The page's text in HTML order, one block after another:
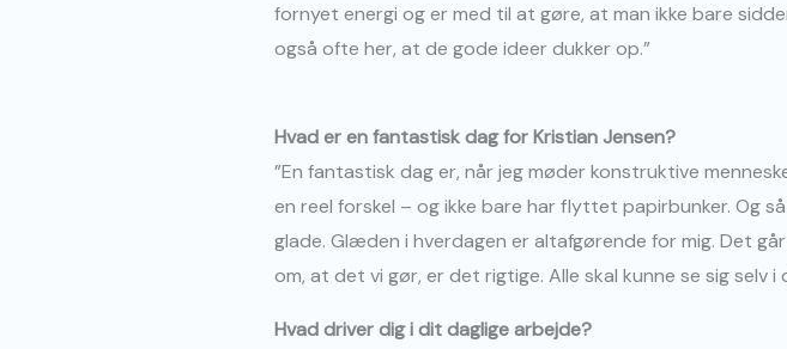
fornyet energi og er med til at gøre, at man ikke bare
også ofte her, at de gode ideer dukker op.”
Hvad er en fantastisk dag for Kristian Jensen?
”En fantastisk dag er, når jeg møder konstruktive
en reel forskel – og ikke bare har flyttet papirbunker. Og
glade. Glæden i hverdagen er altafgørende for mig. Det
om, at det vi gør, er det rigtige. Alle skal kunne se sig selv i
Hvad driver dig i dit daglige arbejde?